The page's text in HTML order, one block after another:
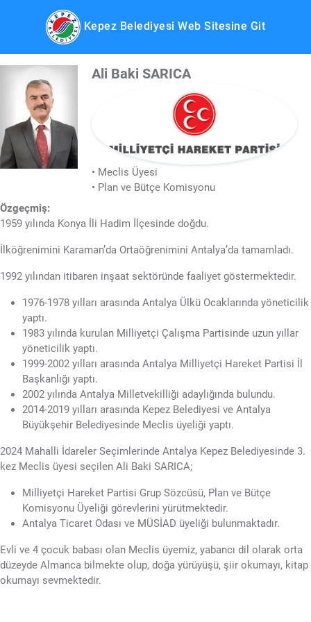
Kepez Belediyesi Web Sitesine Git
Ali Baki SARICA
• Meclis Üyesi
• Plan ve Bütçe Komisyonu
Özgeçmiş:
1959 yılında Konya İli Hadim İlçesinde doğdu.
İlköğrenimini Karaman’da Ortaöğrenimini Antalya’da tamamladı.
1992 yılından itibaren inşaat sektöründe faaliyet göstermektedir.
1976-1978 yılları arasında Antalya Ülkü Ocaklarında yöneticilik
yaptı.
1983 yılında kurulan Milliyetçi Çalışma Partisinde uzun yıllar
yöneticilik yaptı.
1999-2002 yılları arasında Antalya Milliyetçi Hareket Partisi İl
Başkanlığı yaptı.
2002 yılında Antalya Milletvekilliği adaylığında bulundu.
2014-2019 yılları arasında Kepez Belediyesi ve Antalya
Büyükşehir Belediyesinde Meclis üyeliği yaptı.
2024 Mahalli İdareler Seçimlerinde Antalya Kepez Belediyesinde 3.
kez Meclis üyesi seçilen Ali Baki SARICA;
Milliyetçi Hareket Partisi Grup Sözcüsü, Plan ve Bütçe
Komisyonu Üyeliği görevlerini yürütmektedir.
Antalya Ticaret Odası ve MÜSİAD üyeliği bulunmaktadır.
Evli ve 4 çocuk babası olan Meclis üyemiz, yabancı dil olarak orta
düzeyde Almanca bilmekte olup, doğa yürüyüşü, şiir okumayı, kitap
okumayı sevmektedir.